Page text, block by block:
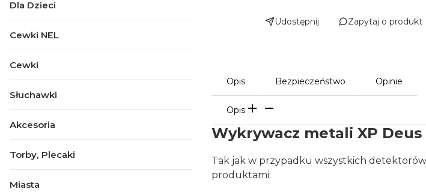
Dla Dzieci
Cewki NEL
Cewki
Słuchawki
Akcesoria
Torby, Plecaki
Miasta
Udostępnij Zapytaj o produkt
Opis Bezpieczeństwo Opinie
Opis
Wykrywacz metali XP Deus
Tak jak w przypadku wszystkich detektorów
produktami: